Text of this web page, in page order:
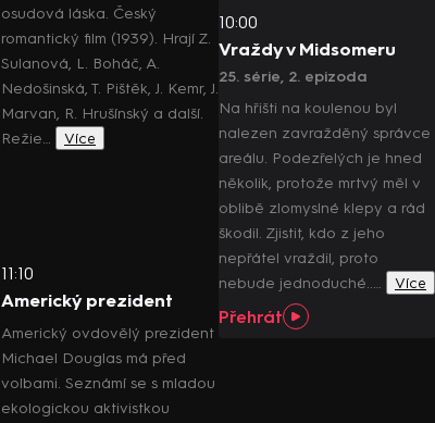
osudová láska. Český
romantický film (1939). Hrají Z.
Sulanová, L. Boháč, A.
Nedošinská, T. Pištěk, J. Kemr, J.
Marvan, R. Hrušínský a další.
Režie…
Více
11:10
Americký prezident
Americký ovdovělý prezident
Michael Douglas má před
volbami. Seznámí se s mladou
ekologickou aktivistkou
10:00
Vraždy v Midsomeru
25. série, 2. epizoda
Na hřišti na koulenou byl
nalezen zavražděný správce
areálu. Podezřelých je hned
několik, protože mrtvý měl v
oblibě zlomyslné klepy a rád
škodil. Zjistit, kdo z jeho
nepřátel vraždil, proto
nebude jednoduché..…
Více
Přehrát